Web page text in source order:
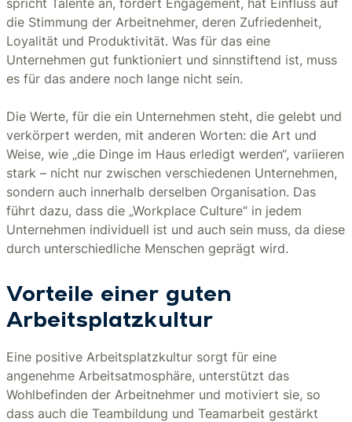
spricht Talente an, fördert Engagement, hat Einfluss auf
die Stimmung der Arbeitnehmer, deren Zufriedenheit,
Loyalität und Produktivität. Was für das eine
Unternehmen gut funktioniert und sinnstiftend ist, muss
es für das andere noch lange nicht sein.
Die Werte, für die ein Unternehmen steht, die gelebt und
verkörpert werden, mit anderen Worten: die Art und
Weise, wie „die Dinge im Haus erledigt werden“, variieren
stark – nicht nur zwischen verschiedenen Unternehmen,
sondern auch innerhalb derselben Organisation. Das
führt dazu, dass die „Workplace Culture“ in jedem
Unternehmen individuell ist und auch sein muss, da diese
durch unterschiedliche Menschen geprägt wird.
Vorteile einer guten
Arbeitsplatzkultur
Eine positive Arbeitsplatzkultur sorgt für eine
angenehme Arbeitsatmosphäre, unterstützt das
Wohlbefinden der Arbeitnehmer und motiviert sie, so
dass auch die Teambildung und Teamarbeit gestärkt